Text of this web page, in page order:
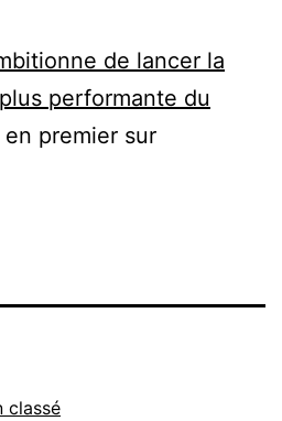
de lancer la
performante du
premier sur
classé